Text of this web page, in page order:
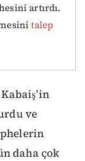
artırdı.
talep
ve
daha çok